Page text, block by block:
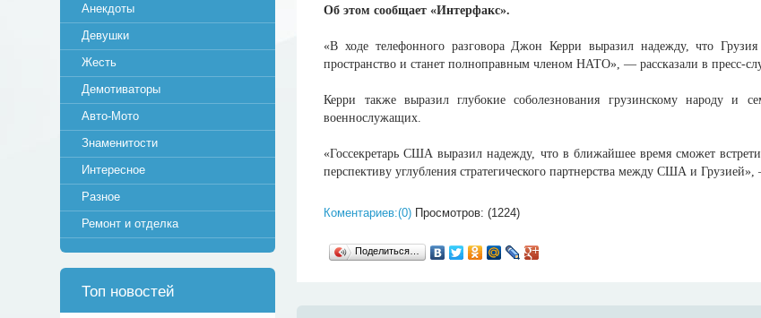
Об этом сообщает «Интерфакс».
«В ходе телефонного разговора Джон Керри выразил надежду, что
пространство и станет полноправным членом НАТО», — рассказали в пресс-
Керри также выразил глубокие соболезнования грузинскому народу
военнослужащих.
«Госсекретарь США выразил надежду, что в ближайшее время сможет
перспективу углубления стратегического партнерства между США и
Коментариев:(0) Просмотров: (1224)
Поделиться…
Анекдоты
Девушки
Жесть
Демотиваторы
Авто-Мото
Знаменитости
Интересное
Разное
Ремонт и отделка
Топ новостей